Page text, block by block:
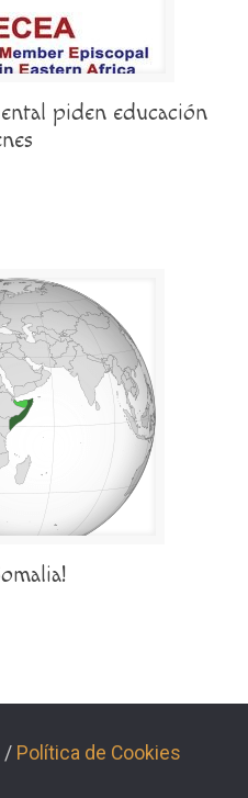
piden educación
/ Política de Cookies